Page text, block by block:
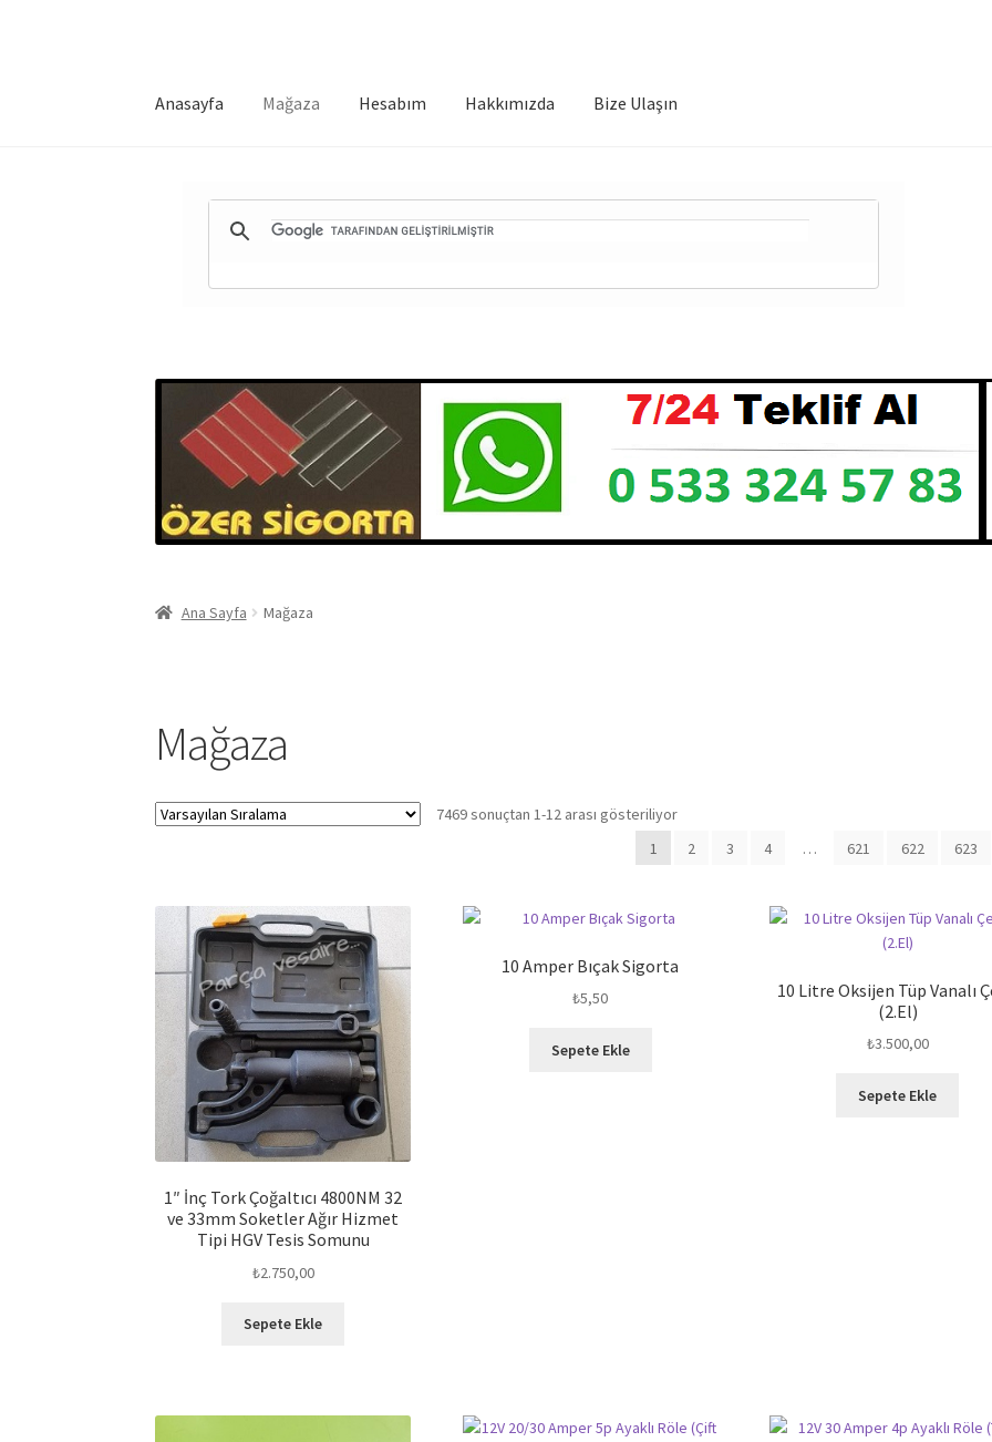
Anasayfa Mağaza Hesabım Hakkımızda Bize Ulaşın
Ana Sayfa Mağaza
Mağaza
7469 sonuçtan 1-12 arası gösteriliyor
1
2 3 4 … 621 622 623
1″ İnç Tork Çoğaltıcı 4800NM 32
ve 33mm Soketler Ağır Hizmet
Tipi HGV Tesis Somunu
₺2.750,00
Sepete Ekle
10 Amper Bıçak Sigorta
₺5,50
Sepete Ekle
10 Litre Oksijen Tüp Vanalı
(2.El)
₺3.500,00
Sepete Ekle